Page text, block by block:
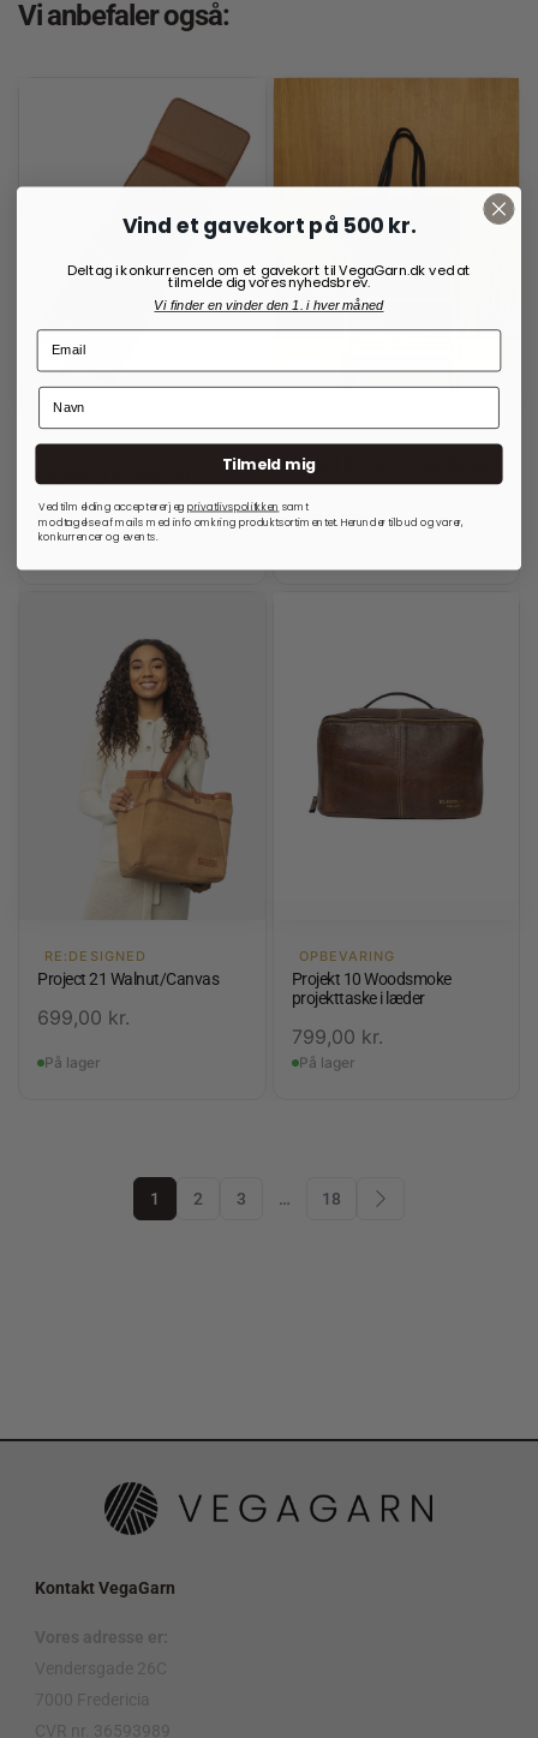
Vi anbefaler også:
OPBEVARINGSLØSNINGER
699,00kr.
RE:DESIGNED
Project 37 Black Projekttaske
1.499,00
1.199,00kr.
RE:DESIGNED
Project 21 Walnut/Canvas
699,00 kr.
På lager
OPBEVARING
Projekt 10 Woodsmoke
projekttaske i læder
799,00 kr.
På lager
1 2 3 … 18
Kontakt VegaGarn
Vores adresse er:
Vendersgade 26C
7000 Fredericia
CVR nr. 36593989
Vind et gavekort på 500 kr.
Deltag i konkurrencen om et gavekort til VegaGarn.dk ved at
tilmelde dig vores nyhedsbrev.
Vi finder en vinder den 1. i hver måned
Tilmeld mig
Ved tilmelding accepterer jegprivatlivspolitkken samt
modtagelse af mails med info omkring produktsortimentet. Herunder tilbud og varer,
konkurrencer og events.